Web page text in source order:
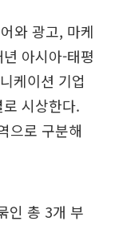
와 광고, 마케
아시아-태평
케이션 기업
시상한다.
으로 구분해
인 총 3개 부